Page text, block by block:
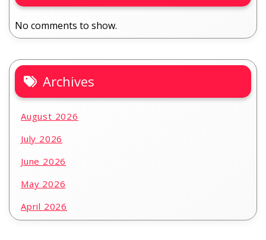
No comments to show.
Archives
August 2026
July 2026
June 2026
May 2026
April 2026